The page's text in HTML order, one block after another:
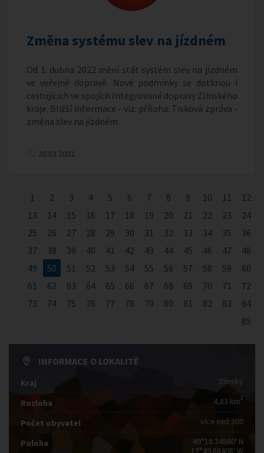
Změna systému slev na jízdném
Od 1. dubna 2022 mění stát systém slev na jízdném
ve veřejné dopravě. Nové podmínky se dotknou i
cestujících ve spojích Integrované dopravy Zlínského
kraje. Bližší informace - viz. příloha: Tisková zpráva -
změna slev na jízdném
20.03.2022
1 2 3 4 5 6 7 8 9 10 11
12
13
14 15 16 17 18 19 20 21 22 23
24
25
26 27 28 29 30 31 32 33 34 35
36
37
38 39 40 41 42 43 44 45 46 47
48
49
50 51 52 53 54 55 56 57 58 59
60
61
62 63 64 65 66 67 68 69 70 71
72
73
74 75 76 77 78 79 80 81 82 83
84
85
INFORMACE O LOKALITĚ
Kraj Zlínský
Rozloha 4,83 km2
Počet obyvatel více než 300
Poloha
49°18.34560' N
17°49.88408' W